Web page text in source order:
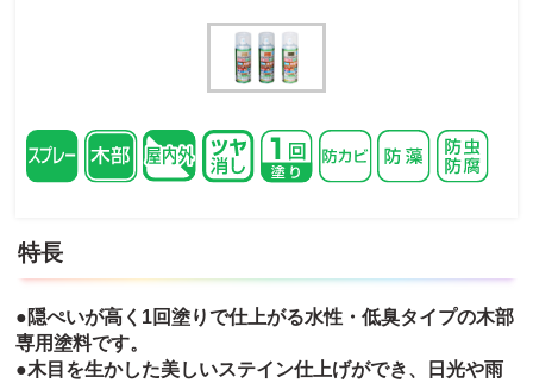
特長
●隠ぺいが高く1回塗りで仕上がる水性・低臭タイプの木部
専用塗料です。
●木目を生かした美しいステイン仕上げができ、日光や雨